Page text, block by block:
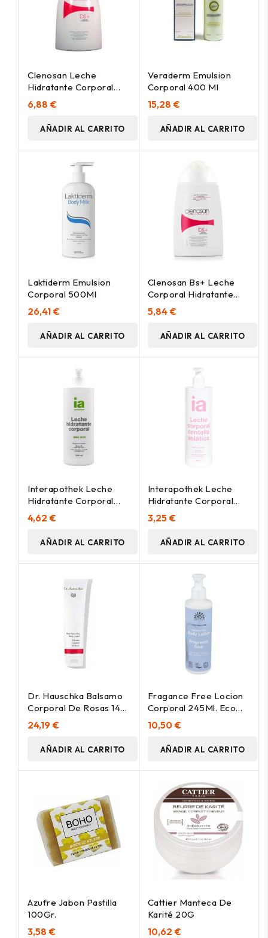
Clenosan Leche
Hidratante Corporal
400Ml.
6,88 €
AÑADIR AL CARRITO
Veraderm Emulsion
Corporal 400 Ml
15,28 €
AÑADIR AL CARRITO
Laktiderm Emulsion
Corporal 500Ml
26,41 €
AÑADIR AL CARRITO
Clenosan Bs+ Leche
Corporal Hidratante
200Ml
5,84 €
AÑADIR AL CARRITO
Interapothek Leche
Hidratante Corporal
Aloe 750 Ml Con
Dosificador
4,62 €
AÑADIR AL CARRITO
Interapothek Leche
Hidratante Corporal
Con Centella Asiatica
500Ml
3,25 €
AÑADIR AL CARRITO
Dr. Hauschka Balsamo
Corporal De Rosas 145
Ml
24,19 €
AÑADIR AL CARRITO
Fragance Free Locion
Corporal 245Ml. Eco
Vegan
10,50 €
AÑADIR AL CARRITO
Azufre Jabon Pastilla
100Gr.
3,58 €
Cattier Manteca De
Karité 20G
10,62 €